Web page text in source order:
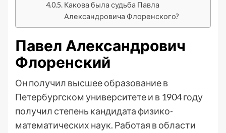
Какова была судьба Павла
Александровича Флоренского?
Павел Александрович
Флоренский
Он получил высшее образование в
Петербургском университете и в 1904 году
получил степень кандидата физико-
математических наук. Работая в области